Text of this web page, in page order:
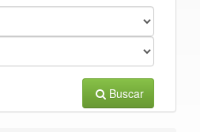
Buscar